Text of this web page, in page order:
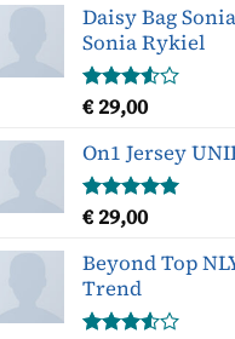
Daisy Bag
Sonia Rykiel
Gewaardeerd
uit
5
€ 29,00
On1 Jersey
Gewaardeerd
uit 5
€ 29,00
Beyond Top
Trend